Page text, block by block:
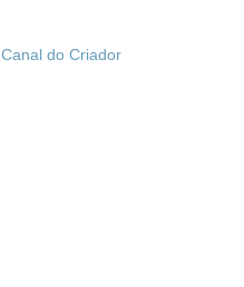
Canal do Criador